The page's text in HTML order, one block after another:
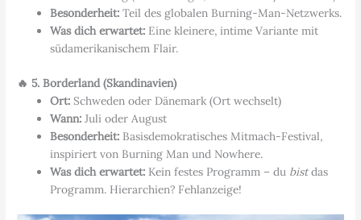
Besonderheit: Teil des globalen Burning-Man-Netzwerks.
Was dich erwartet: Eine kleinere, intime Variante mit
südamerikanischem Flair.
🔥 5. Borderland (Skandinavien)
Ort: Schweden oder Dänemark (Ort wechselt)
Wann: Juli oder August
Besonderheit: Basisdemokratisches Mitmach-Festival,
inspiriert von Burning Man und Nowhere.
Was dich erwartet: Kein festes Programm – du bistdas
Programm. Hierarchien? Fehlanzeige!